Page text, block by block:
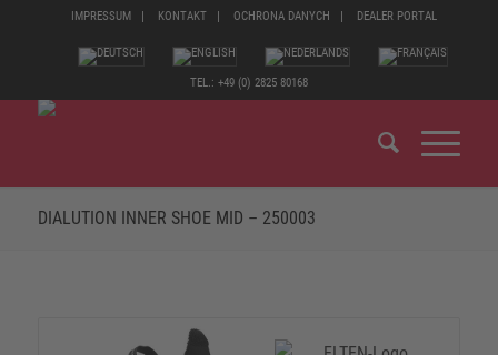
IMPRESSUM KONTAKT OCHRONA DANYCH DEALER PORTAL
TEL.: +49 (0) 2825 80168
DIALUTION INNER SHOE MID – 250003